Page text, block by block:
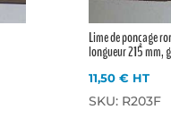
Lime de ponçage
longueur 215 mm,
11,50€ HT
SKU: R203F